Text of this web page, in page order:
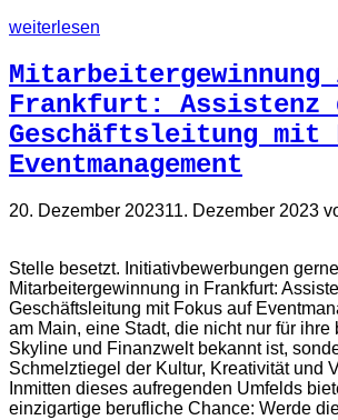
weiterlesen
Mitarbeitergewinnung
Frankfurt: Assistenz
Geschäftsleitung mit
Eventmanagement
20. Dezember 202311. Dezember 2023
Stelle besetzt. Initiativbewerbungen
Mitarbeitergewinnung in Frankfurt:
Geschäftsleitung mit Fokus auf
am Main, eine Stadt, die nicht nur für ihre
Skyline und Finanzwelt bekannt ist,
Schmelztiegel der Kultur, Kreativität und
Inmitten dieses aufregenden Umfelds
einzigartige berufliche Chance: Werde